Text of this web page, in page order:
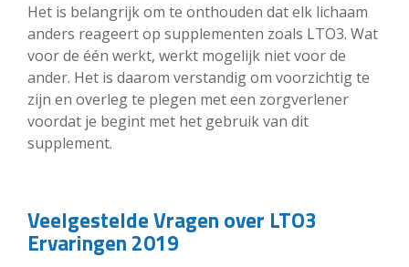
Het is belangrijk om te onthouden dat elk lichaam
anders reageert op supplementen zoals LTO3. Wat
voor de één werkt, werkt mogelijk niet voor de
ander. Het is daarom verstandig om voorzichtig te
zijn en overleg te plegen met een zorgverlener
voordat je begint met het gebruik van dit
supplement.
Veelgestelde Vragen over LTO3
Ervaringen 2019